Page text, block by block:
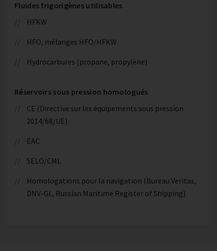
Fluides frigorigènes utilisables
HFKW
HFO, mélanges HFO/HFKW
Hydrocarbures (propane, propylène)
Réservoirs sous pression homologués
CE (Directive sur les équipements sous pression
2014/68/UE)
EAC
SELO/CML
Homologations pour la navigation (Bureau Veritas,
DNV-GL, Russian Maritime Register of Shipping)